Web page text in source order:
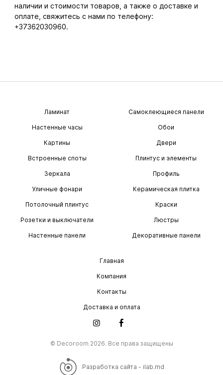
наличии и стоимости товаров, а также о доставке и
оплате, свяжитесь с нами по телефону:
+37362030960.
Ламинат
Настенные часы
Картины
Встроенные споты
Зеркала
Уличные фонари
Потолочный плинтус
Розетки и выключатели
Настенные панели
Самоклеющиеся панели
Обои
Двери
Плинтус и элементы
Профиль
Керамическая плитка
Краски
Люстры
Декоративные панели
Главная
Компания
Контакты
Доставка и оплата
© Decoroom 2026. Все права защищены
Разработка сайта - ilab.md